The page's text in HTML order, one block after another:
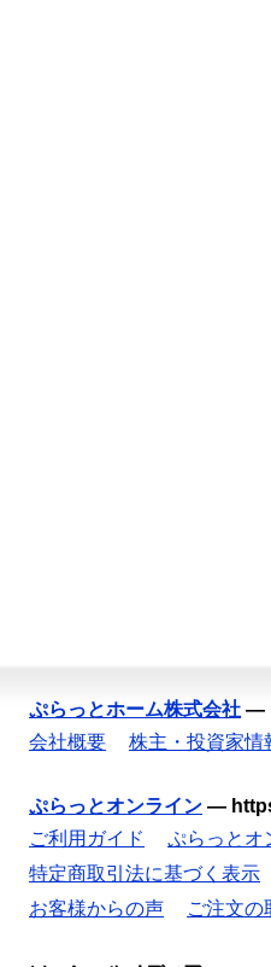
ぷらっとホーム株式会社 —
会社概要
株主・投資家情
ぷらっとオンライン —
ご利用ガイド
ぷらっとオ
特定商取引法に基づく表示
お客様からの声
ご注文の